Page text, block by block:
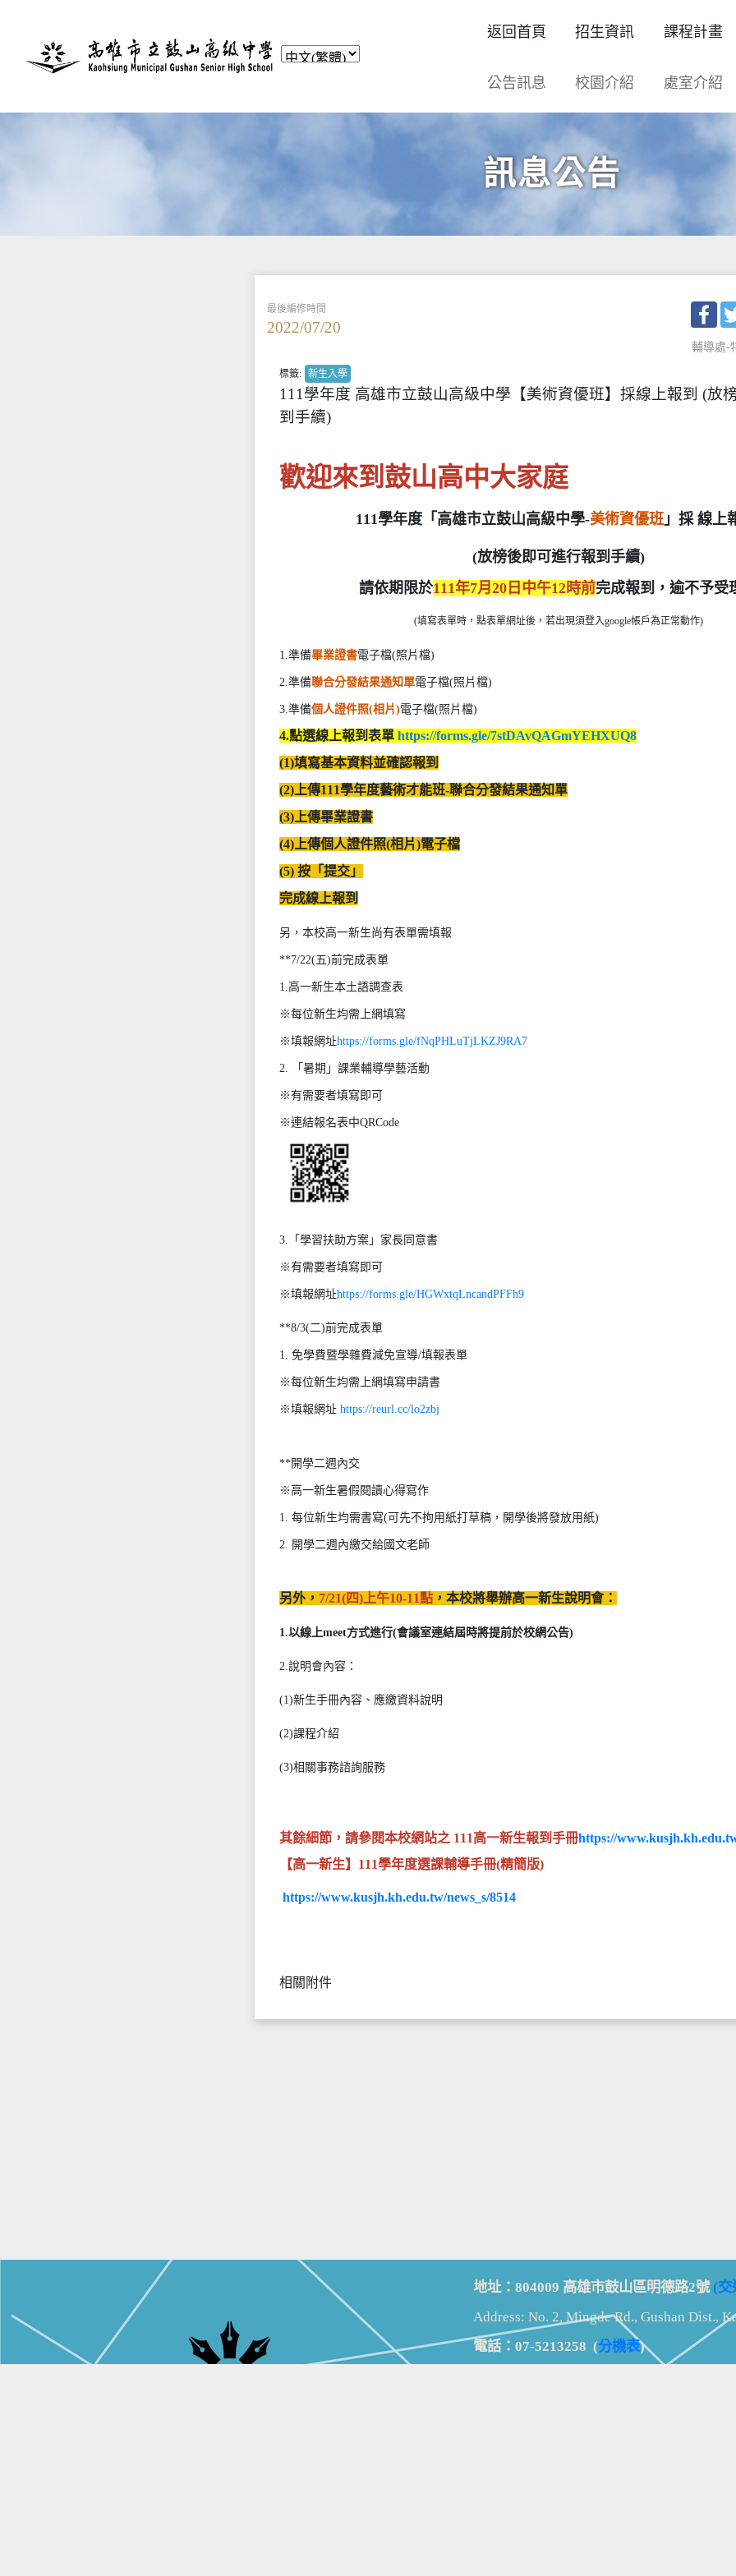
返回首頁 招生資訊 課程計畫
公告訊息 校園介紹 處室介紹
訊息公告
最後編修時間
2022/07/20
輔導處-
標籤: 新生入學
111學年度 高雄市立鼓山高級中學【美術資優班】採線上報到 (放
到手續)
歡迎來到鼓山高中大家庭
111學年度「高雄市立鼓山高級中學-美術資優班 」採 線上
(放榜後即可進行報到手續)
請依期限於111年7月20日中午12時前完成報到，逾不予受
(填寫表單時，點表單網址後，若出現須登入google帳戶為正常動作)
1.準備畢業證書電子檔(照片檔)
2.準備聯合分發結果通知單電子檔(照片檔)
3.準備個人證件照(相片)電子檔(照片檔)
4.點選線上報到表單 https://forms.gle/7stDAvQAGmYEHXUQ8
(1)填寫基本資料並確認報到
(2)上傳111學年度藝術才能班-聯合分發結果通知單
(3)上傳畢業證書
(4)上傳個人證件照(相片)電子檔
(5) 按「提交」
完成線上報到
另，本校高一新生尚有表單需填報
**7/22(五)前完成表單
1.高一新生本土語調查表
※每位新生均需上網填寫
※填報網址https://forms.gle/fNqPHLuTjLKZJ9RA7
2. 「暑期」課業輔導學藝活動
※有需要者填寫即可
※連結報名表中QRCode
3.「學習扶助方案」家長同意書
※有需要者填寫即可
※填報網址https://forms.gle/HGWxtqLncandPFFh9
**8/3(二)前完成表單
1. 免學費暨學雜費減免宣導/填報表單
※每位新生均需上網填寫申請書
※填報網址 https://reurl.cc/lo2zbj
**開學二週內交
※高一新生暑假閱讀心得寫作
1. 每位新生均需書寫(可先不拘用紙打草稿，開學後將發放用紙)
2. 開學二週內繳交給國文老師
另外， 7/21(四)上午10-11點，本校將舉辦高一新生說明會：
1.以線上meet方式進行(會議室連結屆時將提前於校網公告)
2.說明會內容：
(1)新生手冊內容、應繳資料說明
(2)課程介紹
(3)相關事務諮詢服務
其餘細節，請參閱本校網站之 111高一新生報到手冊https://
【高一新生】111學年度選課輔導手冊(精簡版)
https://www.kusjh.kh.edu.tw/news_s/8514
相關附件
地址：804009 高雄市鼓山區明德路2號 (交
Address: No. 2, Mingde Rd., Gushan Dist.,
電話：07-5213258 (分機表)